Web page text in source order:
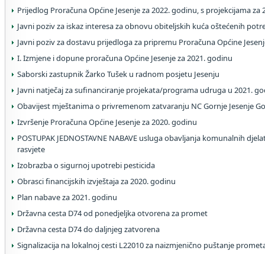
Prijedlog Proračuna Općine Jesenje za 2022. godinu, s projekcijama za
Javni poziv za iskaz interesa za obnovu obiteljskih kuća oštećenih
Javni poziv za dostavu prijedloga za pripremu Proračuna Općine
I. Izmjene i dopune proračuna Općine Jesenje za 2021. godinu
Saborski zastupnik Žarko Tušek u radnom posjetu Jesenju
Javni natječaj za sufinanciranje projekata/programa udruga u 2021.
Obavijest mještanima o privremenom zatvaranju NC Gornje Jesenje
Izvršenje Proračuna Općine Jesenje za 2020. godinu
POSTUPAK JEDNOSTAVNE NABAVE usluga obavljanja komunalnih
rasvjete
Izobrazba o sigurnoj upotrebi pesticida
Obrasci financijskih izvještaja za 2020. godinu
Plan nabave za 2021. godinu
Državna cesta D74 od ponedjeljka otvorena za promet
Državna cesta D74 do daljnjeg zatvorena
Signalizacija na lokalnoj cesti L22010 za naizmjenično puštanje